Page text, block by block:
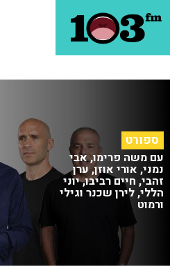
ספורט
עם משה פרימו, אבי
נמני, אורי אוזן, ערן
זהבי, חיים רביבו, יוני
הללי, לירן שכנר וגילי
ורמוט